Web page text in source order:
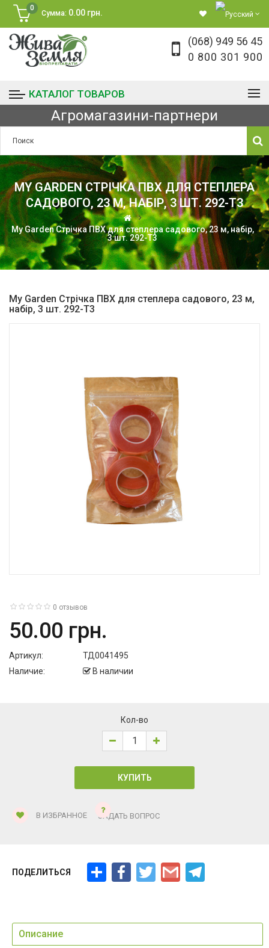
0
Сумма: 0.00 грн.
(068) 949 56 45
0 800 301 900
КАТАЛОГ ТОВАРОВ
Агромагазини-партнери
MY GARDEN СТРІЧКА ПВХ ДЛЯ СТЕПЛЕРА
САДОВОГО, 23 М, НАБІР, 3 ШТ. 292-T3
My Garden Стрічка ПВХ для степлера садового, 23 м, набір,
3 шт. 292-T3
My Garden Стрічка ПВХ для степлера садового, 23 м,
набір, 3 шт. 292-T3
0 отзывов
50.00 грн.
Артикул:
ТД0041495
Наличие:
В наличии
Кол-во
В ИЗБРАННОЕ ЗАДАТЬ ВОПРОС
ПОДЕЛИТЬСЯ Ресурс FacebookTwitter Gmail
Описание